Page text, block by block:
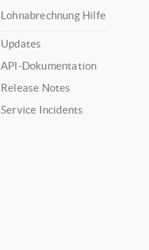
Lohnabrechnung Hilfe
Updates
API-Dokumentation
Release Notes
Service Incidents